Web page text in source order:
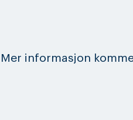
Mer informasjon